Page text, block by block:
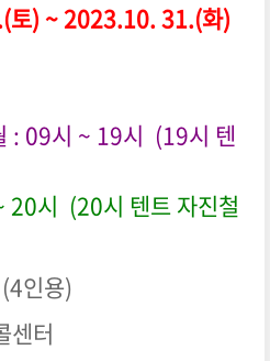
토) ~ 2023.10. 31.(화)
: 09시 ~ 19시 (19시 텐
시 (20시 텐트 자진철
인용)
센터